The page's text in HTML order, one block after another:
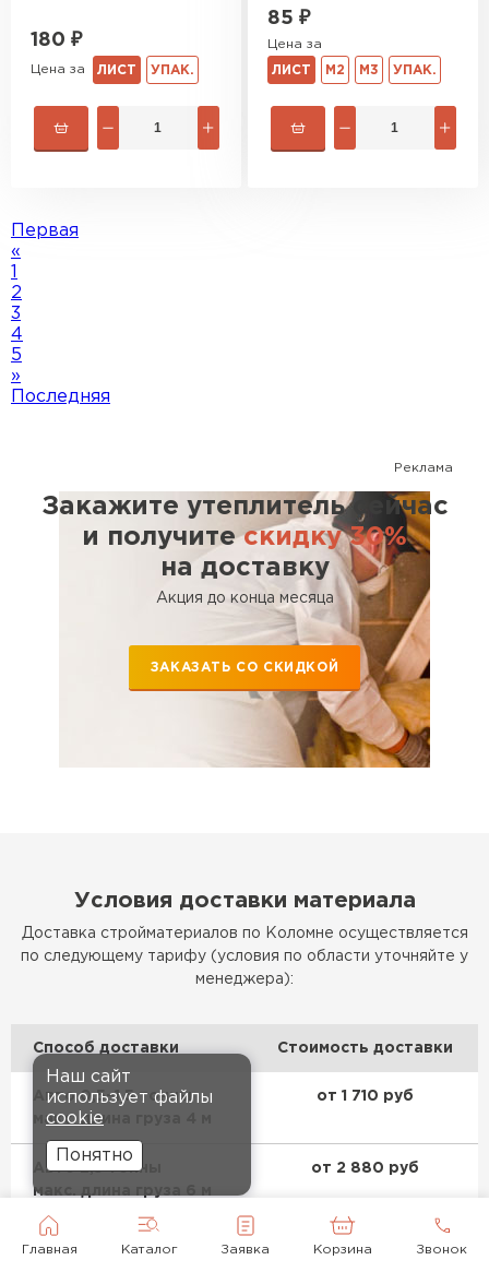
Главная Каталог Заявка Корзина Звонок
180 ₽
Цена за ЛИСТ УПАК.
85 ₽
Цена за
ЛИСТ М2 М3 УПАК.
Первая
«
2
3
4
5
»
Последняя
Реклама
Закажите утеплитель сейчас
и получитескидку 30%
на доставку
Акция до конца месяца
ЗАКАЗАТЬ СО СКИДКОЙ
Условия доставки материала
Доставка стройматериалов по Коломне осуществляется
по следующему тарифу (условия по области уточняйте у
менеджера):
Способ доставки Стоимость доставки
Авто 0,5–1,5 тонны
макс. длина груза 4 м
от 1 710 руб
Авто 2,5 тонны
макс. длина груза 6 м
от 2 880 руб
Авто 3,5–5 тонн
Наш сайт
использует файлы
cookie
Понятно